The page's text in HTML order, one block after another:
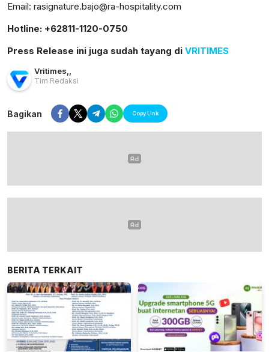
Email: rasignature.bajo@ra-hospitality.com
Hotline: +62811-1120-0750
Press Release ini juga sudah tayang di VRITIMES
Vritimes
Tim Redaksi
Bagikan Copy Link
BERITA TERKAIT